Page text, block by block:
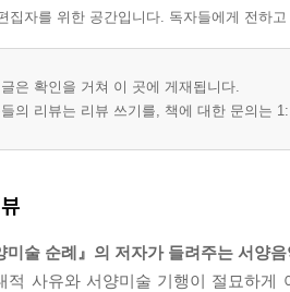
집자를 위한 공간입니다. 독자들에게 전하
은 확인을 거쳐 이 곳에 게재됩니다.
의 리뷰는 리뷰 쓰기를, 책에 대한 문의는
미술 순례』의 저자가 들려주는 서양
적 사유와 서양미술 기행이 절묘하